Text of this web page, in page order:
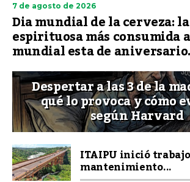
7 de agosto de 2026
Dia mundial de la cerveza:
espirituosa más consumida
mundial esta de aniversario.
Despertar a las 3 de la
qué lo provoca y cómo
según Harvard
ITAIPU inició
mantenimiento...